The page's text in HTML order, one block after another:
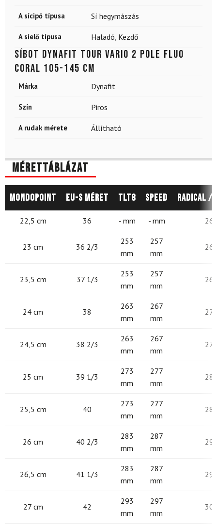
A sícipő típusa Sí hegymászás
A síelő típusa Haladó Kezdő
Síbot DYNAFIT Tour Vario 2 pole Fluo
coral 105-145 cm
Márka Dynafit
Szín Piros
A rudak mérete Állítható
Mérettáblázat
Mondopoint EU-s méret TLT8 Speed Radical /
22,5 cm 36 - mm - mm
23 cm 36 2/3
253
mm
257
mm
23,5 cm 37 1/3
253
mm
257
mm
24 cm 38
263
mm
267
mm
24,5 cm 38 2/3
263
mm
267
mm
25 cm 39 1/3
273
mm
277
mm
25,5 cm 40
273
mm
277
mm
26 cm 40 2/3
283
mm
287
mm
26,5 cm 41 1/3
283
mm
287
mm
27 cm 42
293
mm
297
mm